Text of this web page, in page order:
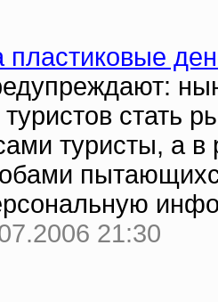
туристов стать
туристы, а
21:30